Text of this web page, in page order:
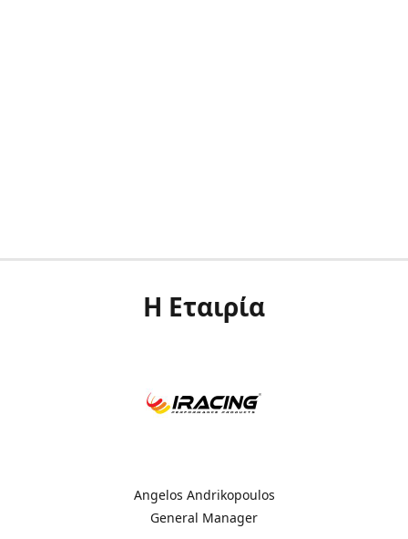
Η Εταιρία
Angelos Andrikopoulos
General Manager